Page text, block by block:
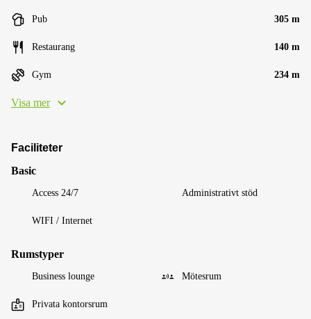
Pub 305 m
Restaurang 140 m
Gym 234 m
Visa mer
Faciliteter
Basic
Access 24/7 Administrativt stöd
WIFI / Internet
Rumstyper
Business lounge Mötesrum
Privata kontorsrum